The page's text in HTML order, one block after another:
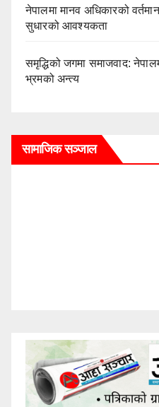
नेपालमा मानव अधिकारको
सुधारको आवश्यकता
समृद्धिको जगमा समाजवाद:
भ्रमको अन्त्य
सामाजिक सञ्जाल